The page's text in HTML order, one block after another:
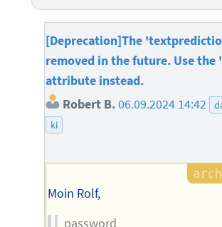
[Deprecation]The
removed in the future. Use
attribute instead.
Robert B.06.09.2024 14:42
ki
Moin Rolf,
password